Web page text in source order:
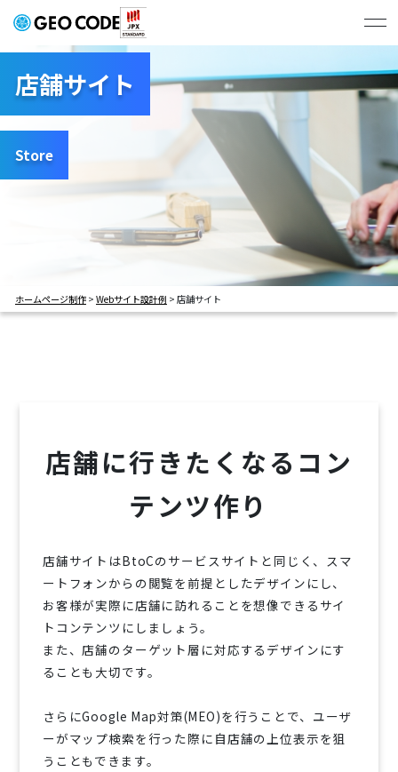
制作実績
# すべて
# コーポレートサイト
# BtoBサービスサイト
# BtoCサービスサイト
# 採用サイト
お問い合わせ・お見積もり
店舗サイト
Store
ホームページ制作> Webサイト設計例 > 店舗サイト
店舗に行きたくなるコン
テンツ作り
店舗サイトはBtoCのサービスサイトと同じく、スマ
ートフォンからの閲覧を前提としたデザインにし、
お客様が実際に店舗に訪れることを想像できるサイ
トコンテンツにしましょう。
また、店舗のターゲット層に対応するデザインにす
ることも大切です。
さらにGoogle Map対策(MEO)を行うことで、ユーザ
ーがマップ検索を行った際に自店舗の上位表示を狙
うこともできます。